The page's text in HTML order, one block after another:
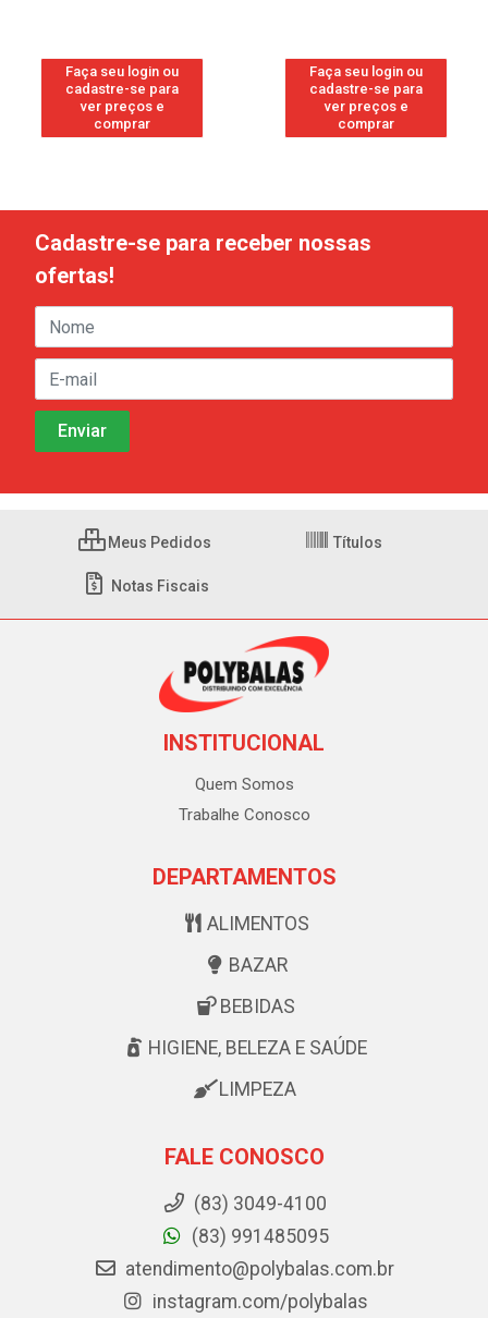
Faça seu login ou
cadastre-se para
ver preços e
comprar
Faça seu login ou
cadastre-se para
ver preços e
comprar
Cadastre-se para receber nossas
ofertas!
Meus Pedidos Títulos
Notas Fiscais
INSTITUCIONAL
Quem Somos
Trabalhe Conosco
DEPARTAMENTOS
ALIMENTOS
BAZAR
BEBIDAS
HIGIENE, BELEZA E SAÚDE
LIMPEZA
FALE CONOSCO
(83) 3049-4100
(83) 991485095
atendimento@polybalas.com.br
instagram.com/polybalas